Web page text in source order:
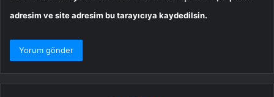
adresim ve site adresim bu tarayıcıya kaydedilsin.